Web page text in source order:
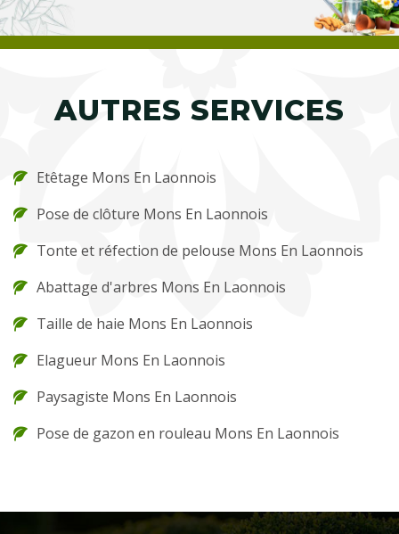
AUTRES SERVICES
Etêtage Mons En Laonnois
Pose de clôture Mons En Laonnois
Tonte et réfection de pelouse Mons En Laonnois
Abattage d'arbres Mons En Laonnois
Taille de haie Mons En Laonnois
Elagueur Mons En Laonnois
Paysagiste Mons En Laonnois
Pose de gazon en rouleau Mons En Laonnois